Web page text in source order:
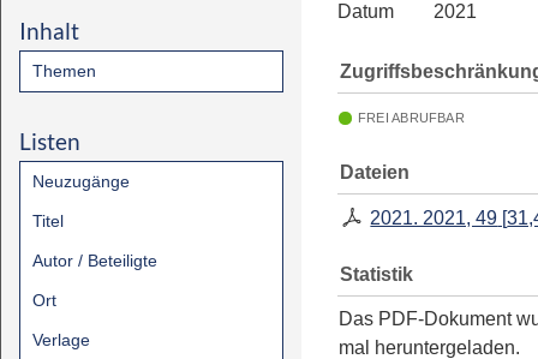
Inhalt
Themen
Listen
Neuzugänge
Titel
Autor / Beteiligte
Ort
Verlage
Datum
2021
FREI ABRUFBAR
Dateien
2021. 2021, 49 [
Statistik
Das PDF-Dokument
mal heruntergeladen.